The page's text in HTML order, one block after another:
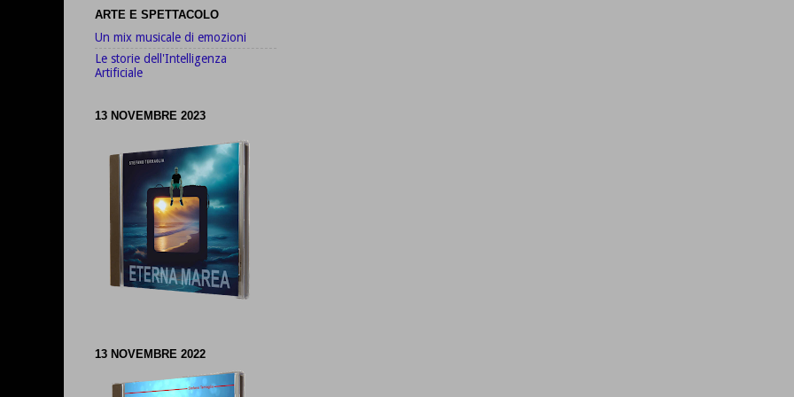
ARTE E SPETTACOLO
Un mix musicale di emozioni
Le storie dell'Intelligenza
Artificiale
13 NOVEMBRE 2023
13 NOVEMBRE 2022